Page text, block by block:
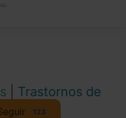
Trastornos de
123